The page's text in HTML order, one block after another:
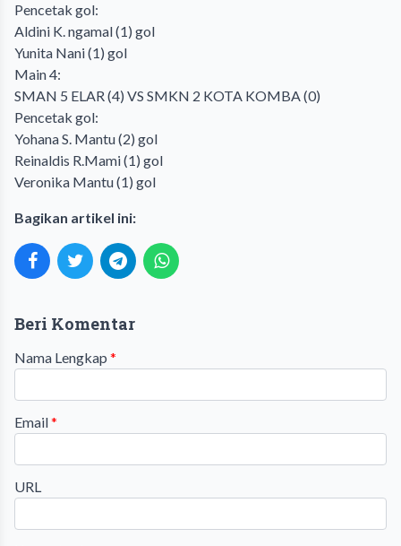
Pencetak gol:
Aldini K. ngamal (1) gol
Yunita Nani (1) gol
Main 4:
SMAN 5 ELAR (4) VS SMKN 2 KOTA KOMBA (0)
Pencetak gol:
Yohana S. Mantu (2) gol
Reinaldis R.Mami (1) gol
Veronika Mantu (1) gol
Bagikan artikel ini:
Beri Komentar
Nama Lengkap *
Email*
URL